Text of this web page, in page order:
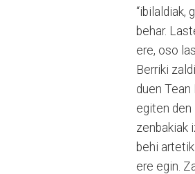
“ibilaldiak,
behar.
ere, oso
Berriki
duen
egiten den
zenbakiak
behi
ere egin.